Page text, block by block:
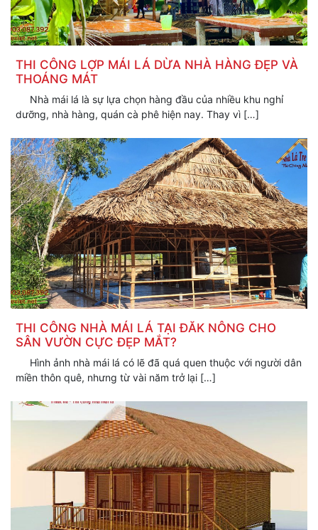
132/3A Đường 3/2,Phường Lái Thiêu.TP Thuận An, Bình
Dương
0903.087.392
nhalatreviet@gmail.com
nhalatreviet.net
THI CÔNG LỢP MÁI LÁ DỪA NHÀ HÀNG ĐẸP VÀ
THOÁNG MÁT
Nhà mái lá là sự lựa chọn hàng đầu của nhiều khu nghỉ
dưỡng, nhà hàng, quán cà phê hiện nay. Thay vì […]
THI CÔNG NHÀ MÁI LÁ TẠI ĐĂK NÔNG CHO
SÂN VƯỜN CỰC ĐẸP MẮT?
Hình ảnh nhà mái lá có lẽ đã quá quen thuộc với người dân
miền thôn quê, nhưng từ vài năm trở lại […]